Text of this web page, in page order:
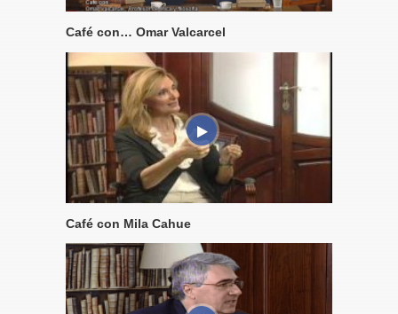
Café con… Omar Valcarcel
Café con Mila Cahue